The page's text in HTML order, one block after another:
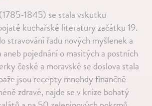
1845) se stala vskutku
kuchařské literatury začátku 19.
stravování řadu nových myšlenek a
pojednání o masitých a postních
české a moravské se doslova stala
jsou recepty mnohdy finančně
zdravé, najde se v knize bohatý